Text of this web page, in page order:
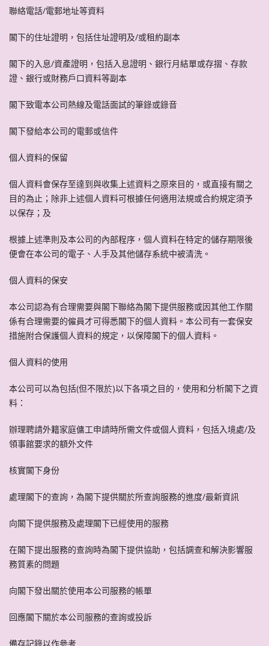
聯絡電話/電郵地址等資料
閣下的住址證明，包括住址證明及/或租約副本
閣下的入息/資產證明，包括入息證明、銀行月結單或存摺、存款
證、銀行或財務戶口資料等副本
閣下致電本公司熱線及電話面試的筆錄或錄音
閣下發給本公司的電郵或信件
個人資料的保留
個人資料會保存至達到與收集上述資料之原來目的，或直接有關之
目的為止；除非上述個人資料可根據任何適用法規或合約規定須予
以保存；及
根據上述準則及本公司的內部程序，個人資料在特定的儲存期限後
便會在本公司的電子、人手及其他儲存系統中被清洗。
個人資料的保安
本公司認為有合理需要與閣下聯絡為閣下提供服務或因其他工作關
係有合理需要的僱員才可得悉閣下的個人資料。本公司有一套保安
措施附合保護個人資料的規定，以保障閣下的個人資料。
個人資料的使用
本公司可以為包括(但不限於)以下各項之目的，使用和分析閣下之資
料：
辦理聘請外籍家庭傭工申請時所需文件或個人資料，包括入境處/及
領事館要求的額外文件
核實閣下身份
處理閣下的查詢，為閣下提供關於所查詢服務的進度/最新資訊
向閣下提供服務及處理閣下已經使用的服務
在閣下提出服務的查詢時為閣下提供協助，包括調查和解決影響服
務質素的問題
向閣下發出關於使用本公司服務的帳單
回應閣下關於本公司服務的查詢或投訴
備存記錄以作參考